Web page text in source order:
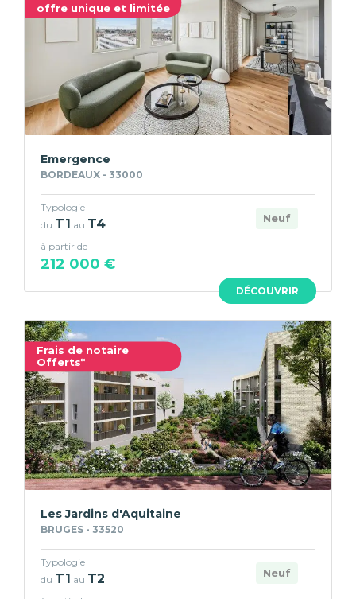
offre unique et limitée
DÉCOUVRIR
Emergence
BORDEAUX - 33000
Neuf
Typologie
du T1 au T4
à partir de
212 000 €
Frais de notaire
Offerts*
Les Jardins d'Aquitaine
BRUGES - 33520
Neuf
Typologie
du T1 au T2